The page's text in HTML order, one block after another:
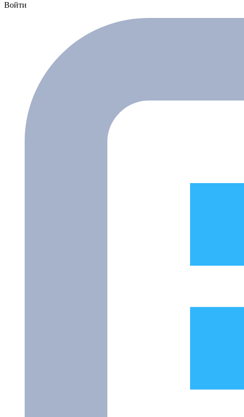
Войти